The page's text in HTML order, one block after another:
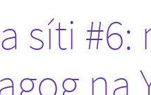
síti
na